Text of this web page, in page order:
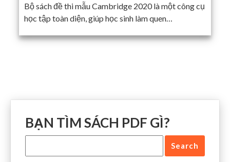
Bộ sách đề thi mẫu Cambridge 2020 là một công cụ
học tập toàn diện, giúp học sinh làm quen…
BẠN TÌM SÁCH PDF GÌ?